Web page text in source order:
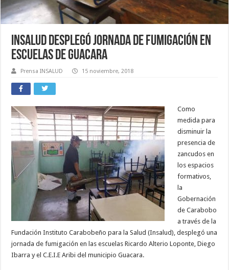
Insalud desplegó jornada de fumigación en
escuelas de Guacara
Prensa INSALUD 15 noviembre, 2018
Como
medida para
disminuir la
presencia de
zancudos en
los espacios
formativos,
la
Gobernación
de Carabobo
a través de la
Fundación Instituto Carabobeño para la Salud (Insalud), desplegó una
jornada de fumigación en las escuelas Ricardo Alterio Loponte, Diego
Ibarra y el C.E.I.E Aribi del municipio Guacara.